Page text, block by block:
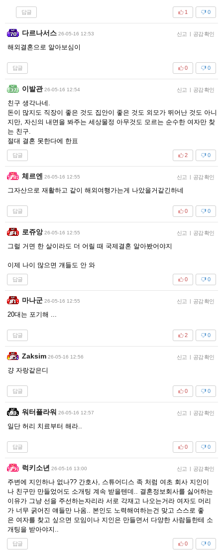
답글 0
1
다르나서스 26-05-16 12:53 신고 | 공감 확인
해외결혼으로 알아보심이
답글 0
0
이발관 26-05-16 12:54 신고 | 공감 확인
친구 생각나네.
돈이 많지도 직장이 좋은 것도 집안이 좋은 것도 외모가 뛰어난 것도 아니
지만, 자신의 내면을 봐주는 세상물정 아무것도 모르는 순수한 여자만 찾
는 친구.
절대 결혼 못한다에 한표
답글 0
2
체르엔 26-05-16 12:55 신고 | 공감 확인
그자산으로 재활하고 같이 해외여행가는게 나았을거같긴하네
답글 0
0
로쥬앙 26-05-16 12:55 신고 | 공감 확인
그럴 거면 한 살이라도 더 어릴 때 국제결혼 알아봤어야지
이제 나이 많으면 걔들도 안 와
답글 0
0
마나군 26-05-16 12:55 신고 | 공감 확인
20대는 포기해 ...
답글 0
2
Zaksim 26-05-16 12:56 신고 | 공감 확인
걍 자랑같은디
답글 0
0
워터플라워 26-05-16 12:57 신고 | 공감 확인
일단 허리 치료부터 해라..
답글 0
0
럭키소년 26-05-16 13:00 신고 | 공감 확인
주변에 지인하나 없나?? 간호사, 스튜어디스 족 처럼 여초 회사 지인이
나 친구만 만들었어도 소개팅 계속 받을텐데.. 결혼정보회사를 싫어하는
이유가 그냥 선을 주선하는자리라 서로 각재고 나오는거라 여자도 머리
가 너무 굵어진 얘들만 나옴.. 본인도 노력해여하는건 맞고 스스로 좋
은 여자를 찾고 싶으면 모임이나 지인은 만들면서 다양한 사람들한테 소
개팅을 받아야지..
답글 0
0